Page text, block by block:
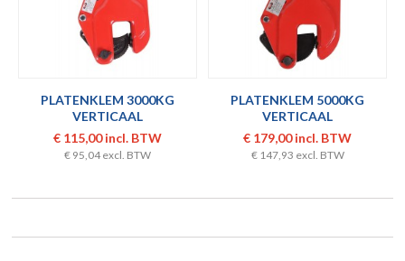
PLATENKLEM 3000KG
VERTICAAL
€ 115,00 incl. BTW
€ 95,04 excl. BTW
PLATENKLEM 5000KG
VERTICAAL
€ 179,00 incl. BTW
€ 147,93 excl. BTW